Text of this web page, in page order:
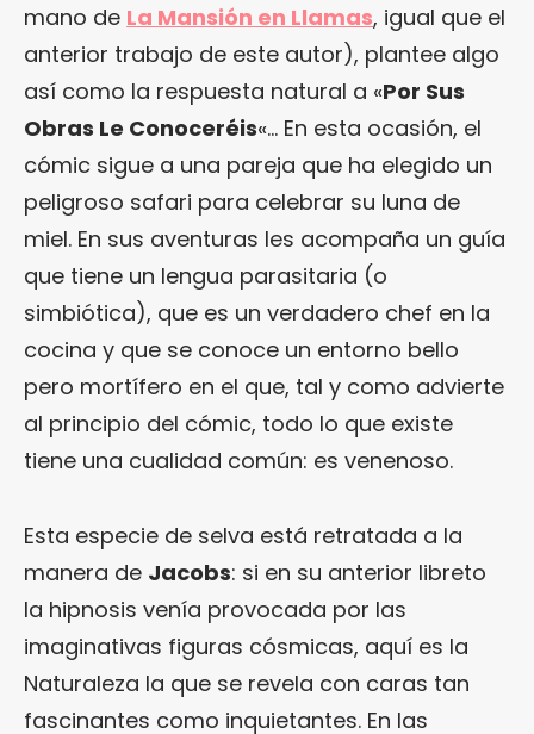
mano de La Mansión en Llamas, igual que el
anterior trabajo de este autor), plantee algo
así como la respuesta natural a «Por Sus
Obras Le Conoceréis«… En esta ocasión, el
cómic sigue a una pareja que ha elegido un
peligroso safari para celebrar su luna de
miel. En sus aventuras les acompaña un guía
que tiene un lengua parasitaria (o
simbiótica), que es un verdadero chef en la
cocina y que se conoce un entorno bello
pero mortífero en el que, tal y como advierte
al principio del cómic, todo lo que existe
tiene una cualidad común: es venenoso.
Esta especie de selva está retratada a la
manera de Jacobs: si en su anterior libreto
la hipnosis venía provocada por las
imaginativas figuras cósmicas, aquí es la
Naturaleza la que se revela con caras tan
fascinantes como inquietantes. En las